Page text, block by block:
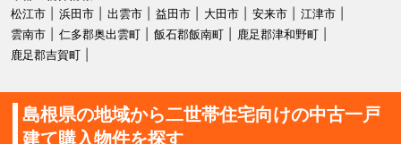
松江市
浜田市 出雲市 益田市 大田市 安来市
江津市
雲南市
仁多郡奥出雲町 飯石郡飯南町
鹿足郡津和野町
鹿足郡吉賀町
島根県の地域から二世帯住宅向けの中古一戸
建て購入物件を探す